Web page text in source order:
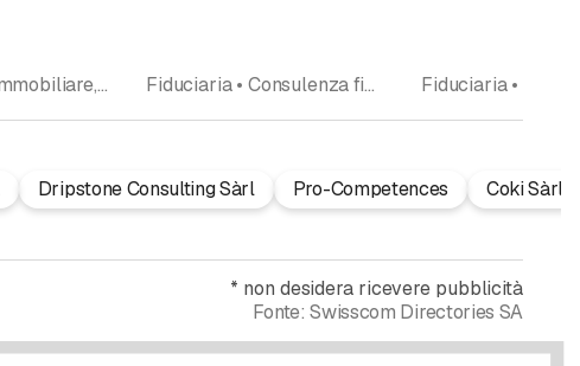
Immobiliare • Immobiliare, amministrazione • Immobili • Fiduciaria • Ufficio contabile • Consulenza aziendale Fiduciaria • Consulenza fiscale
Dripstone Consulting Sàrl Pro-Competences Coki Sàrl
* non desidera ricevere pubblicità
Fonte: Swisscom Directories SA